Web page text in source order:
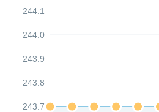
243.7
243.8
243.9
244.0
244.1